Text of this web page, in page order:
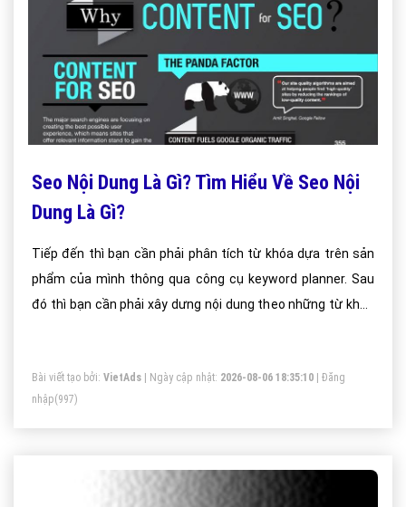
Seo Nội Dung Là Gì? Tìm Hiểu Về Seo Nội
Dung Là Gì?
Tiếp đến thì bạn cần phải phân tích từ khóa dựa trên sản
phẩm của mình thông qua công cụ keyword planner. Sau
đó thì bạn cần phải xây dưng nội dung theo những từ khóa
Bài viết tạo bởi: VietAds | Ngày cập nhật: 2026-08-06 18:35:10
Đăng
nhập(997)